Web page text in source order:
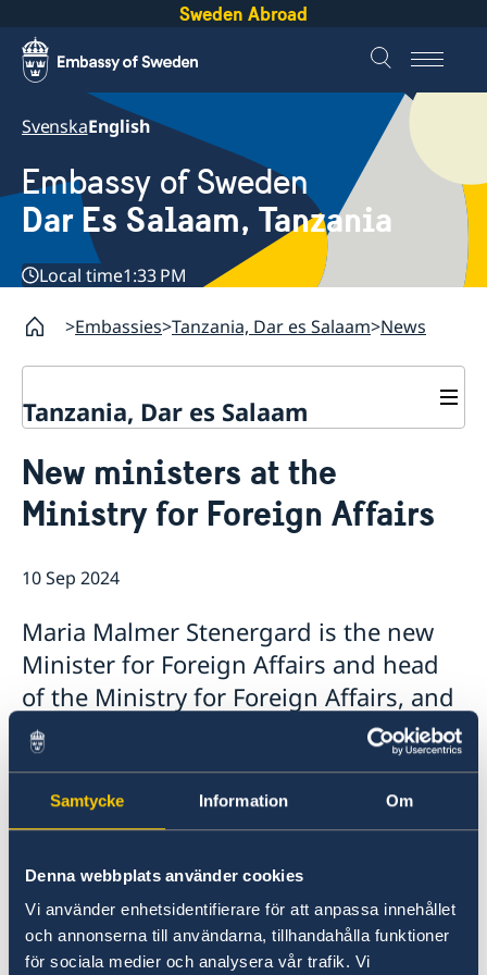
Samtycke Information Om
Denna webbplats använder cookies
Vi använder enhetsidentifierare för att anpassa innehållet
och annonserna till användarna, tillhandahålla funktioner
för sociala medier och analysera vår trafik. Vi
Sweden Abroad
SvenskaEnglish
Embassy of Sweden
Dar Es Salaam, Tanzania
Local time1:33 PM
Embassies Tanzania, Dar es Salaam News
Tanzania, Dar es Salaam
About us
Embassy staff
The Embassy Building
News
Sweden Tanzania 60 Years
New ministers at the
Ministry for Foreign Affairs
10 Sep 2024
Maria Malmer Stenergard is the new
Minister for Foreign Affairs and head
of the Ministry for Foreign Affairs, and
Benjamin Dousa is the new Minister
for International Development
Cooperation and Foreign Trade. Today,
Prime Minister Ulf Kristersson
Government Policy in the Riksdag and
announced the Government’s new
ministers.